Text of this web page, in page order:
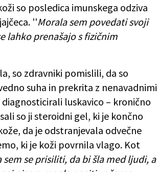
so posledica imunskega odziva
''Morala sem povedati svoji
lahko prenašajo s fizičnim
so zdravniki pomislili, da so
suha in prekrita z nenavadnimi
diagnosticirali luskavico – kronično
so ji steroidni gel, ki je končno
da je odstranjevala odvečne
ki je koži povrnila vlago. Kot
sem se prisiliti, da bi šla med ljudi, a